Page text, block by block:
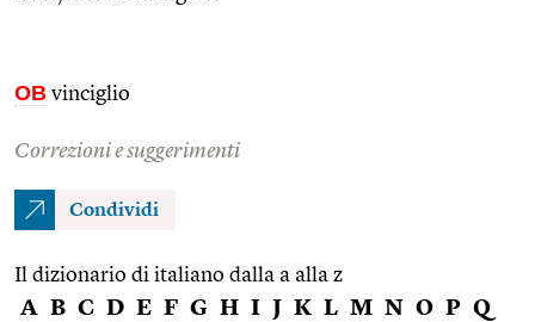
OB vinciglio
Correzioni e suggerimenti
Condividi
Il dizionario di italiano dalla a alla z
A B C D E F G H I J K L M N O P Q